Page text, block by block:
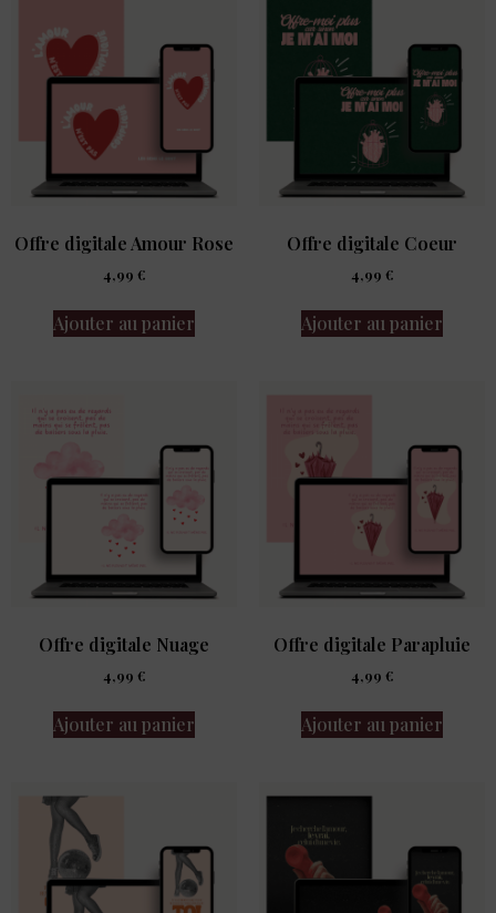
Offre digitale Amour Rose
4,99 €
Ajouter au panier
Offre digitale Coeur
4,99 €
Ajouter au panier
Offre digitale Nuage
4,99 €
Ajouter au panier
Offre digitale Parapluie
4,99 €
Ajouter au panier